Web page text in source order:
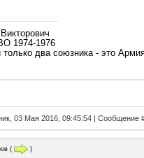
1974-1976
только два союзника - это
03 Мая 2016, 09:45:54 | Сообщение
( )